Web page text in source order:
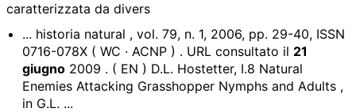
caratterizzata da divers
... historia natural , vol. 79, n. 1, 2006, pp. 29-40, ISSN
0716-078X ( WC · ACNP ) . URL consultato il 21
giugno 2009 . ( EN ) D.L. Hostetter, I.8 Natural
Enemies Attacking Grasshopper Nymphs and Adults ,
in G.L. ...